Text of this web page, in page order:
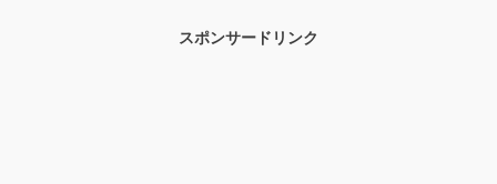
スポンサードリンク